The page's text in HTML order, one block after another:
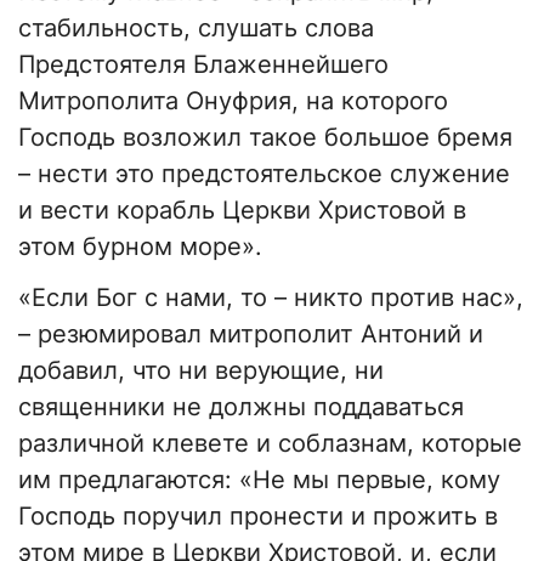
стабильность, слушать слова
Предстоятеля Блаженнейшего
Митрополита Онуфрия, на которого
Господь возложил такое большое бремя
– нести это предстоятельское служение
и вести корабль Церкви Христовой в
этом бурном море».
«Если Бог с нами, то – никто против нас»,
– резюмировал митрополит Антоний и
добавил, что ни верующие, ни
священники не должны поддаваться
различной клевете и соблазнам, которые
им предлагаются: «Не мы первые, кому
Господь поручил пронести и прожить в
этом мире в Церкви Христовой, и, если